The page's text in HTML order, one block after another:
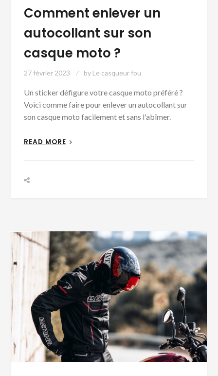
Comment enlever un
autocollant sur son
casque moto ?
27 février 2023 by Le casqueur fou
Un sticker défigure votre casque moto préféré ?
Voici comme faire pour enlever un autocollant sur
son casque moto facilement et sans l'abîmer.
READ MORE